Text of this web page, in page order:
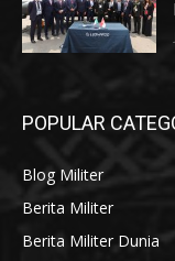
POPULAR
Blog Militer
Berita Militer
Berita Militer Dunia